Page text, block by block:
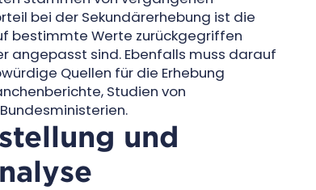
bei der Sekundärerhebung ist die
bestimmte Werte zurückgegriffen
angepasst sind. Ebenfalls muss darauf
Quellen für die Erhebung
Studien von
und